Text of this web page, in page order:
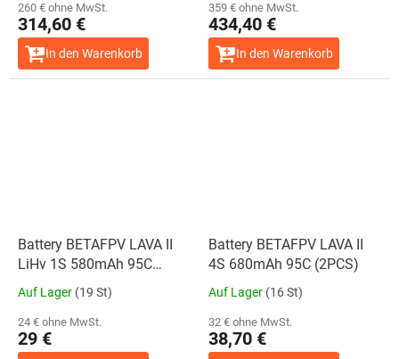
260 € ohne MwSt.
314,60 €
In den Warenkorb
359 € ohne MwSt.
434,40 €
In den Warenkorb
Battery BETAFPV LAVA II
LiHv 1S 580mAh 95C
(4PCS)
Auf Lager (19 St)
24 € ohne MwSt.
29 €
Battery BETAFPV LAVA II
4S 680mAh 95C (2PCS)
Auf Lager (16 St)
32 € ohne MwSt.
38,70 €